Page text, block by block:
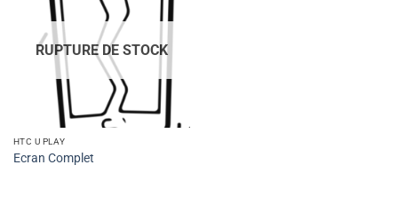
RUPTURE DE STOCK
HTC U PLAY
Ecran Complet